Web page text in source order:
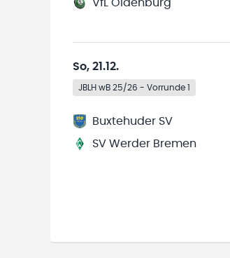
VfL Oldenburg
So, 21.12.
JBLH wB 25/26 - Vorrunde 1
Buxtehuder SV
SV Werder Bremen